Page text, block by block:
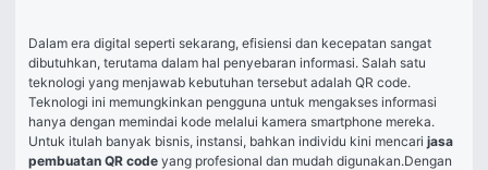
Dalam era digital seperti sekarang, efisiensi dan kecepatan sangat
dibutuhkan, terutama dalam hal penyebaran informasi. Salah satu
teknologi yang menjawab kebutuhan tersebut adalah QR code.
Teknologi ini memungkinkan pengguna untuk mengakses informasi
hanya dengan memindai kode melalui kamera smartphone mereka.
Untuk itulah banyak bisnis, instansi, bahkan individu kini mencari jasa
pembuatan QR code yang profesional dan mudah digunakan.Dengan